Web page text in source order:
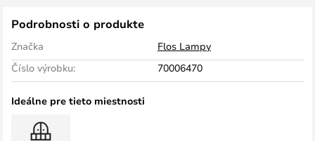
Podrobnosti o produkte
Značka
Flos Lampy
Číslo výrobku:
70006470
Ideálne pre tieto miestnosti